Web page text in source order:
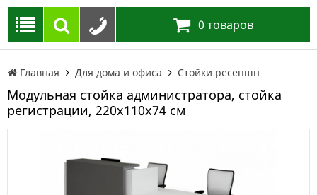
0 товаров
Главная Для дома и офиса Стойки ресепшн
Модульная стойка администратора, стойка
регистрации, 220х110х74 см